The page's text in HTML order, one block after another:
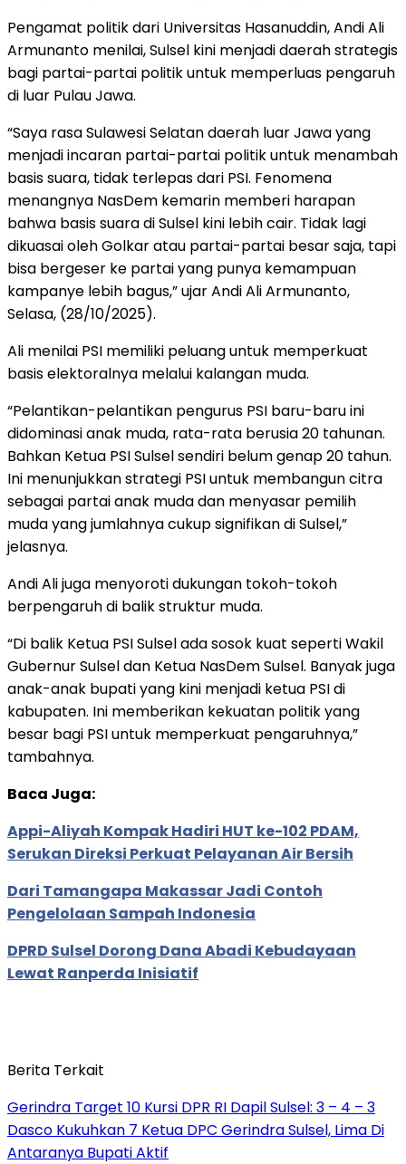
Pengamat politik dari Universitas Hasanuddin, Andi Ali
Armunanto menilai, Sulsel kini menjadi daerah strategis
bagi partai-partai politik untuk memperluas pengaruh
di luar Pulau Jawa.
“Saya rasa Sulawesi Selatan daerah luar Jawa yang
menjadi incaran partai-partai politik untuk menambah
basis suara, tidak terlepas dari PSI. Fenomena
menangnya NasDem kemarin memberi harapan
bahwa basis suara di Sulsel kini lebih cair. Tidak lagi
dikuasai oleh Golkar atau partai-partai besar saja, tapi
bisa bergeser ke partai yang punya kemampuan
kampanye lebih bagus,” ujar Andi Ali Armunanto,
Selasa, (28/10/2025).
Ali menilai PSI memiliki peluang untuk memperkuat
basis elektoralnya melalui kalangan muda.
“Pelantikan-pelantikan pengurus PSI baru-baru ini
didominasi anak muda, rata-rata berusia 20 tahunan.
Bahkan Ketua PSI Sulsel sendiri belum genap 20 tahun.
Ini menunjukkan strategi PSI untuk membangun citra
sebagai partai anak muda dan menyasar pemilih
muda yang jumlahnya cukup signifikan di Sulsel,”
jelasnya.
Andi Ali juga menyoroti dukungan tokoh-tokoh
berpengaruh di balik struktur muda.
“Di balik Ketua PSI Sulsel ada sosok kuat seperti Wakil
Gubernur Sulsel dan Ketua NasDem Sulsel. Banyak juga
anak-anak bupati yang kini menjadi ketua PSI di
kabupaten. Ini memberikan kekuatan politik yang
besar bagi PSI untuk memperkuat pengaruhnya,”
tambahnya.
Baca Juga:
Appi-Aliyah Kompak Hadiri HUT ke-102 PDAM,
Serukan Direksi Perkuat Pelayanan Air Bersih
Dari Tamangapa Makassar Jadi Contoh
Pengelolaan Sampah Indonesia
DPRD Sulsel Dorong Dana Abadi Kebudayaan
Lewat Ranperda Inisiatif
Berita Terkait
Gerindra Target 10 Kursi DPR RI Dapil Sulsel: 3 – 4 – 3
Dasco Kukuhkan 7 Ketua DPC Gerindra Sulsel, Lima Di
Antaranya Bupati Aktif